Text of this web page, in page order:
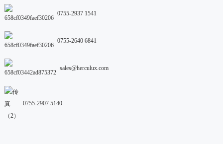
0755-2937 1541
0755-2640 6841
sales@herculux.com
0755-2907 5140